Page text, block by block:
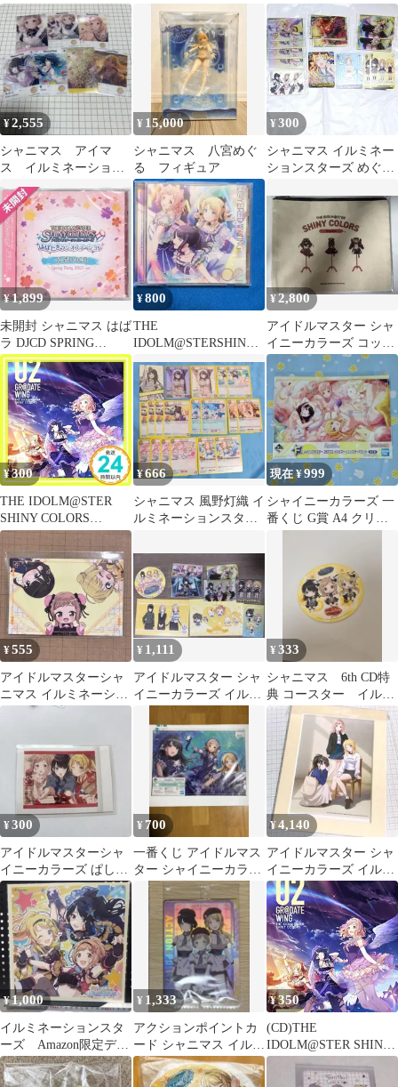
ー イルミネーションス
ターズ
ルスタンド
アクリルスタンド
¥2,555
シャニマス アイマ
ス イルミネーション
スターズ
¥ 15,000
シャニマス 八宮めぐ
る フィギュア
¥ 300
シャニマス イルミネー
ションスターズ めぐる
¥1,899
未開封 シャニマス はば
ラ DJCD SPRING
PARTY 2020 CD
¥800
THE
IDOLM@STERSHINYC
OLORS L@YERED
WING02
¥2,800
アイドルマスター シャ
イニーカラーズ コット
ンポーチ 283プロ スト
レイライト
¥300
THE IDOLM@STER
SHINY COLORS
GR@DATE WING 02
[CD] イルミネーション
スターズ_02
¥666
シャニマス 風野灯織 イ
ルミネーションスター
現在 ¥999
シャイニーカラーズ 一
番くじ G賞 A4 クリア
¥555
アイドルマスターシャ
ニマス イルミネーショ
ンスターズ ミニキャラ
¥ 1,111
アイドルマスター シャ
イニーカラーズ イルミ
ネーションスターズ 特
典 まとめ売り
¥333
シャニマス 6th CD特
典 コースター イルミ
ネーションスターズ
¥300
アイドルマスターシャ
イニーカラーズ ぱしゃ
これ イルミネーション
スターズ
¥ 700
一番くじ アイドルマス
ター シャイニーカラー
ズ クリアポスター シ
ャニマス
¥4,140
アイドルマスター シャ
イニーカラーズ イルミ
ネーションスターズ キ
ャラファイン
¥1,000
イルミネーションスタ
ーズ Amazon限定デカ
ジャケット
¥ 1,333
アクションポイントカ
ード シャニマス イルミ
ネ【ユニオンアリー
ナ】
¥350
(CD)THE
IDOLM@STER SHINY
COLORS GR@DATE
WING 02／イルミネー